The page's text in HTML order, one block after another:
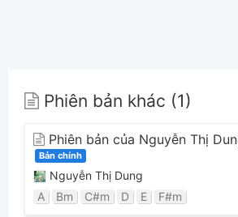
Phiên bản khác (1)
Phiên bản của Nguyễn Thị
Bản chính
Nguyễn Thị Dung
A Bm C#m D E F#m